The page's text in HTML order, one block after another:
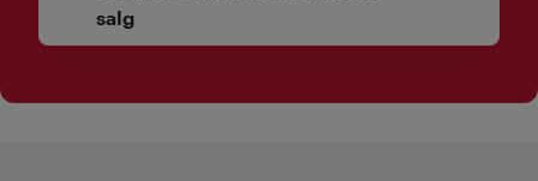
dette opp mot dine drømmer og
ambisjoner.
salg